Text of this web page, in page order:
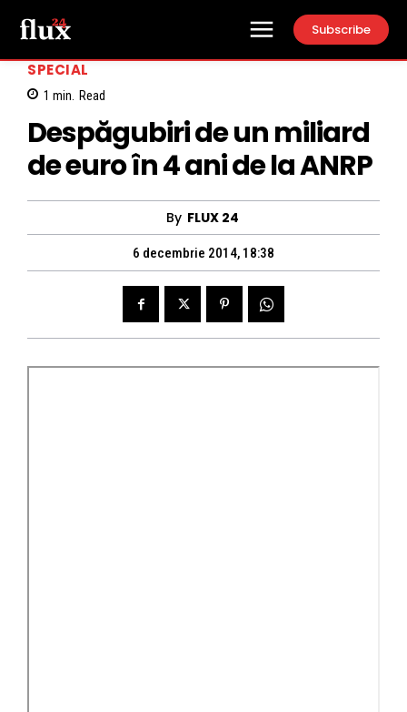
Subscribe
SPECIAL
1 min. Read
Despăgubiri de un miliard
de euro în 4 ani de la ANRP
By FLUX 24
6 decembrie 2014, 18:38